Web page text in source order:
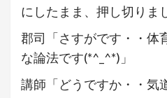
にしたまま、押し切りま
郡司「さすがです・・体
な論法です(*^_^*)」
講師「どうですか・・気